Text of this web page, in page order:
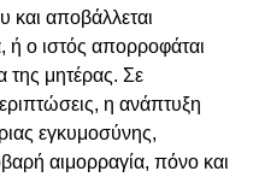
και αποβάλλεται
ή ο ιστός απορροφάται
μητέρας. Σε
η ανάπτυξη
εγκυμοσύνης,
αιμορραγία, πόνο και